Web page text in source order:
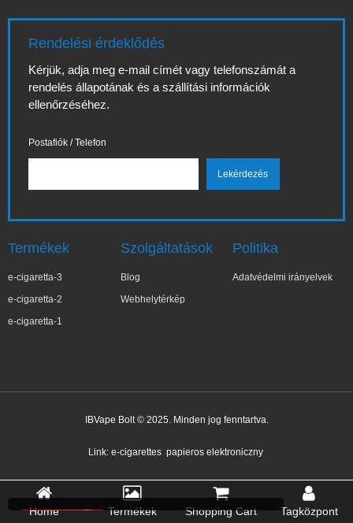
Rendelési érdeklődés
Kérjük, adja meg e-mail címét vagy telefonszámát a
rendelés állapotának és a szállítási információk
ellenőrzéséhez.
Postafiók / Telefon
Termékek
e-cigaretta-3
e-cigaretta-2
e-cigaretta-1
Szolgáltatások
Blog
Webhelytérkép
Politika
Adatvédelmi irányelvek
IBVape Bolt © 2025. Minden jog fenntartva.
Link: e-cigarettes papieros elektroniczny
Home Termékek Shopping Cart Tagközpont
✕
Joa***a